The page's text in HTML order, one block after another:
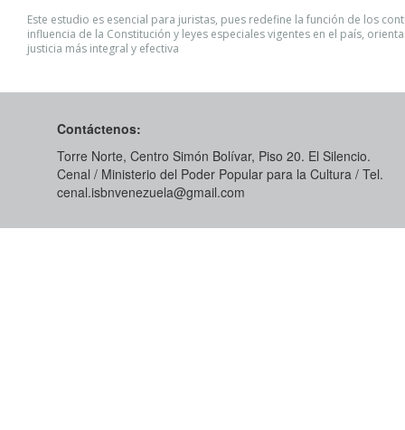
Este estudio es esencial para juristas, pues redefine la función de los
influencia de la Constitución y leyes especiales vigentes en el país,
justicia más integral y efectiva
Contáctenos:
Torre Norte, Centro Simón Bolívar, Piso 20. El Silencio.
Cenal / Ministerio del Poder Popular para la Cultura / Tel.
cenal.isbnvenezuela@gmail.com